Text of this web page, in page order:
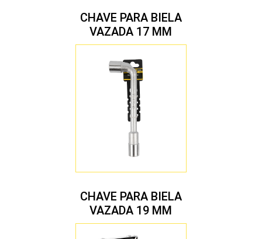
CHAVE PARA BIELA
VAZADA 17 MM
CHAVE PARA BIELA
VAZADA 19 MM